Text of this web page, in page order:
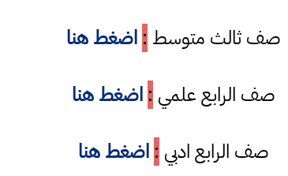
صف ثالث متوسط : اضغط هنا
صف الرابع علمي : اضغط هنا
صف الرابع ادبي : اضغط هنا